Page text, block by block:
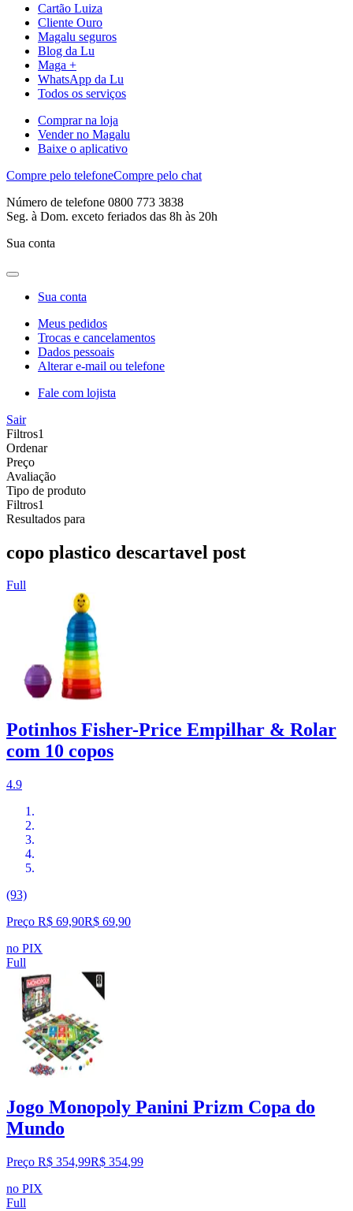
Cartão Luiza
Cliente Ouro
Magalu seguros
Blog da Lu
Maga +
WhatsApp da Lu
Todos os serviços
Comprar na loja
Vender no Magalu
Baixe o aplicativo
Compre pelo telefoneCompre pelo chat
Número de telefone 0800 773 3838
Seg. à Dom. exceto feriados das 8h às 20h
Sua conta
Sua conta
Meus pedidos
Trocas e cancelamentos
Dados pessoais
Alterar e-mail ou telefone
Fale com lojista
Sair
Filtros1
Ordenar
Preço
Avaliação
Tipo de produto
Filtros1
Resultados para
copo plastico descartavel post
Full
Potinhos Fisher-Price Empilhar & Rolar
com 10 copos
4.9
(93)
Preço R$ 69,90R$ 69,90
no PIX
Full
Jogo Monopoly Panini Prizm Copa do
Mundo
Preço R$ 354,99R$ 354,99
no PIX
Full